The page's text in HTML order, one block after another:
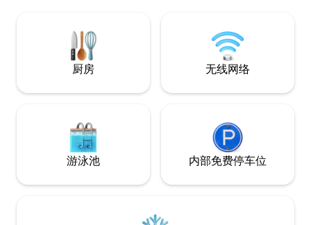
touristiques dans les environs ( forêt de
Tronçais, étangs, lac de Sidiailles, gorges
de la Sioule...). A 1h de Clermont-Ferrand
et du Puy de Dôme, Vichy, Bourges ...
厨房 无线网络
游泳池 内部免费停车位